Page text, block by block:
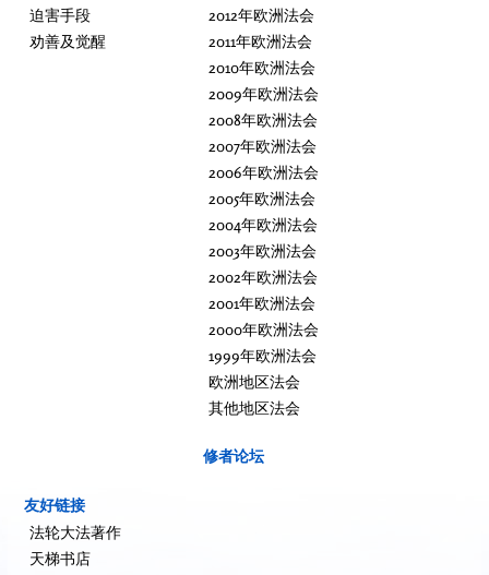
迫害手段
劝善及觉醒
2012年欧洲法会
2011年欧洲法会
2010年欧洲法会
2009年欧洲法会
2008年欧洲法会
2007年欧洲法会
2006年欧洲法会
2005年欧洲法会
2004年欧洲法会
2003年欧洲法会
2002年欧洲法会
2001年欧洲法会
2000年欧洲法会
1999年欧洲法会
欧洲地区法会
其他地区法会
修者论坛
友好链接
法轮大法著作
天梯书店